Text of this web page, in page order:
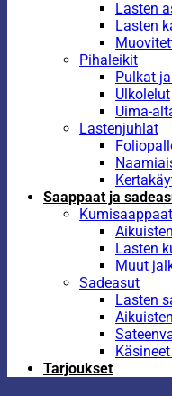
Lasten
Lasten
Pihaleikit
Pulkat
Ulkolelut
Uima-
Lastenjuhlat
Saappaat ja
Kumisaappaat
Lasten
Muut
Sadeasut
Lasten
Tarjoukset